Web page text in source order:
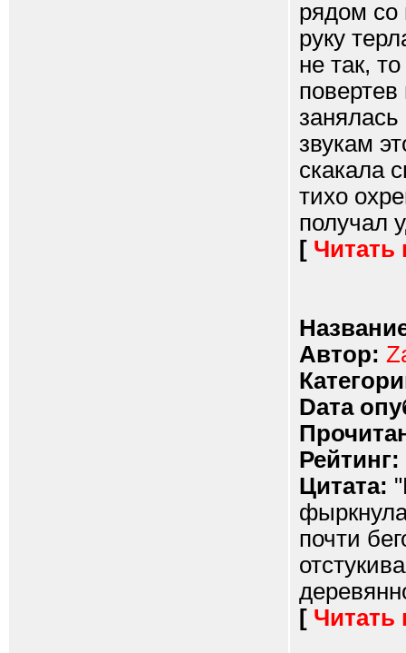
рядом со
руку
не так,
звукам
скакала
тихо
получал
[ Читать
Автор:
Dата
Рейтинг:
Цитата:
почти
[ Читать